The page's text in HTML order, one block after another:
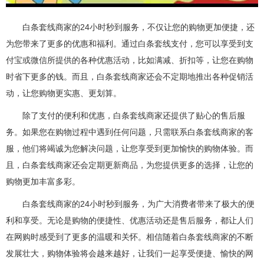
白条套线商家的24小时秒到服务，不仅让您的购物更加便捷，还
为您带来了更多的优惠和福利。通过白条套线支付，您可以享受到支
付宝或微信所提供的各种优惠活动，比如满减、折扣等，让您在购物
时省下更多的钱。而且，白条套线商家还会不定期地推出各种促销活
动，让您购物更实惠、更划算。
除了支付的便利和优惠，白条套线商家还提供了贴心的售后服
务。如果您在购物过程中遇到任何问题，只需联系白条套线商家的客
服，他们将竭诚为您解决问题，让您享受到更加愉快的购物体验。而
且，白条套线商家还会定期更新商品，为您提供更多的选择，让您的
购物更加丰富多彩。
白条套线商家的24小时秒到服务，为广大消费者带来了极大的便
利和享受。无论是购物的便捷性、优惠活动还是售后服务，都让人们
在网购时感受到了更多的温暖和关怀。相信随着白条套线商家的不断
发展壮大，购物体验将会越来越好，让我们一起享受便捷、愉快的网